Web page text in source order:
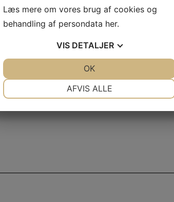
Læs mere om vores brug af cookies og
behandling af persondata her.
VIS DETALJER
AFVIS ALLE
OK